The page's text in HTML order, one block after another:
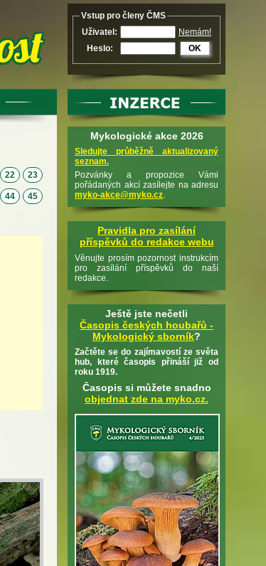
22 23
44 45
Vstup pro členy ČMS
Uživatel:
Nemám!
Heslo:
OK
Mykologické akce 2026
Sledujte průběžně aktualizovaný
seznam.
Pozvánky a propozice Vámi
pořádaných akcí zasílejte na adresu
myko-akce@myko.cz.
Pravidla pro zasílání
příspěvků do redakce webu
Věnujte prosím pozornost instrukcím
pro zasílání příspěvků do naší
redakce.
Ještě jste nečetli
Časopis českých houbařů -
Mykologický sborník?
Začtěte se do zajímavostí ze světa
hub, které časopis přináší již od
roku 1919.
Časopis si můžete snadno
objednat zde na myko.cz.